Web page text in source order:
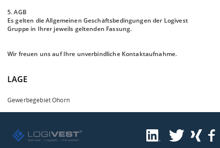
5. AGB
Es gelten die Allgemeinen Geschäftsbedingungen der Logivest
Gruppe in Ihrer jeweils geltenden Fassung.
Wir freuen uns auf Ihre unverbindliche Kontaktaufnahme.
LAGE
Gewerbegebiet Ohorn